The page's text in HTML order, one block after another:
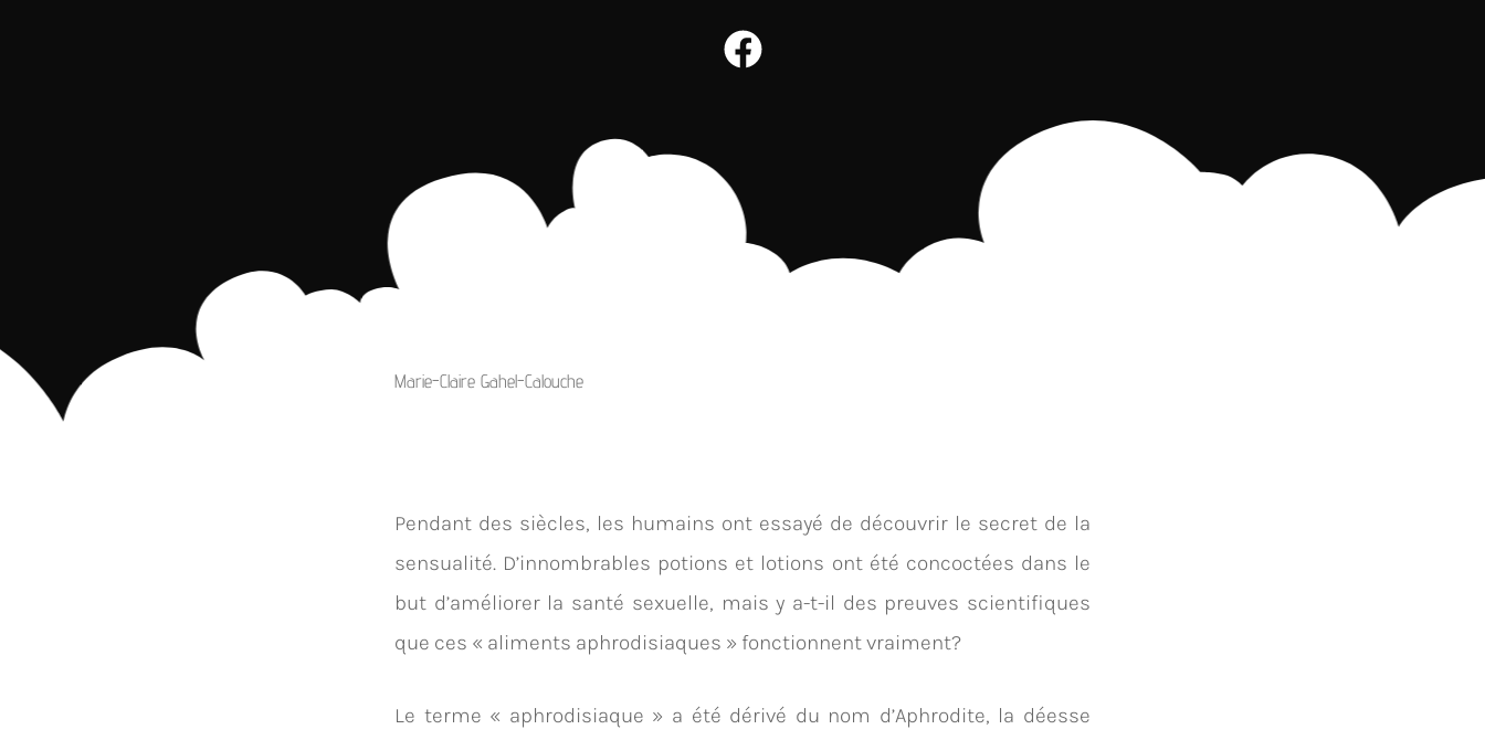
Marie-Claire Gahel-Calouche
Pendant des siècles, les humains ont essayé de découvrir le secret de la
sensualité. D’innombrables potions et lotions ont été concoctées dans le
but d’améliorer la santé sexuelle, mais y a-t-il des preuves scientifiques
que ces « aliments aphrodisiaques » fonctionnent vraiment?
Le terme « aphrodisiaque » a été dérivé du nom d’Aphrodite, la déesse